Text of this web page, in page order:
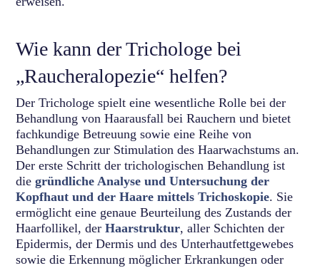
Wie kann der Trichologe bei
„Raucheralopezie“ helfen?
Der Trichologe spielt eine wesentliche Rolle bei der
Behandlung von Haarausfall bei Rauchern und bietet
fachkundige Betreuung sowie eine Reihe von
Behandlungen zur Stimulation des Haarwachstums an.
Der erste Schritt der trichologischen Behandlung ist
diegründliche Analyse und Untersuchung der
Kopfhaut und der Haare mittels Trichoskopie. Sie
ermöglicht eine genaue Beurteilung des Zustands der
Haarfollikel, derHaarstruktur, aller Schichten der
Epidermis, der Dermis und des Unterhautfettgewebes
sowie die Erkennung möglicher Erkrankungen oder